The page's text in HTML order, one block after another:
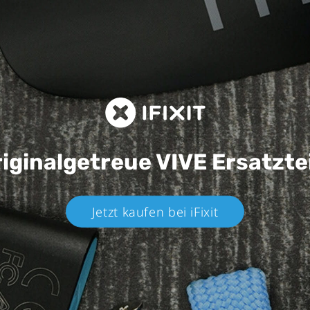
VIVE
Jetzt kaufen bei iFixit​